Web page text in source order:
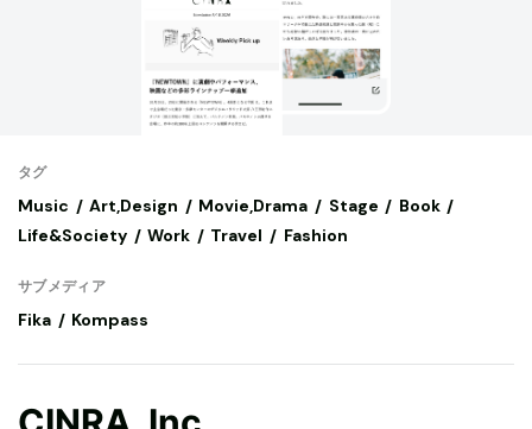
タグ
Music Art,Design Movie,Drama Stage
Book
Life&Society
Work Travel Fashion
サブメディア
Fika Kompass